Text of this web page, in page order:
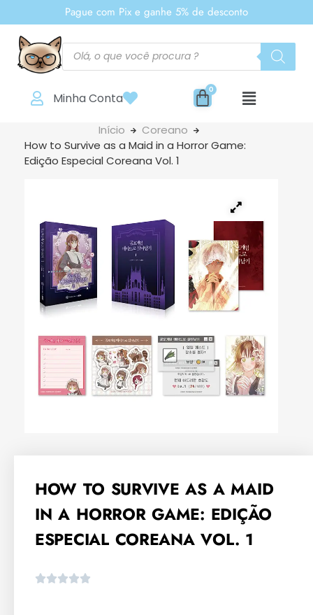
Pague com Pix e ganhe 5% de desconto
Minha Conta
Início
Coreano
How to Survive as a Maid in a Horror Game:
Edição Especial Coreana Vol. 1
HOW TO SURVIVE AS A MAID
IN A HORROR GAME: EDIÇÃO
ESPECIAL COREANA VOL. 1